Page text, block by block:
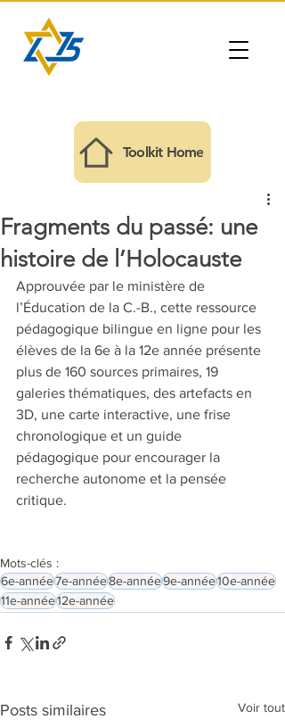
Toolkit Home
Fragments du passé: une
histoire de l’Holocauste
Approuvée par le ministère de
l’Éducation de la C.-B., cette ressource
pédagogique bilingue en ligne pour les
élèves de la 6e à la 12e année présente
plus de 160 sources primaires, 19
galeries thématiques, des artefacts en
3D, une carte interactive, une frise
chronologique et un guide
pédagogique pour encourager la
recherche autonome et la pensée
critique.
Mots-clés :
6e-année7e-année8e-année9e-année10e-année
11e-année12e-année
Posts similaires Voir tout